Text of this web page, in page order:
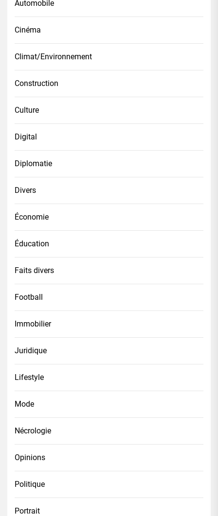
Automobile
Cinéma
Climat/Environnement
Construction
Culture
Digital
Diplomatie
Divers
Économie
Éducation
Faits divers
Football
Immobilier
Juridique
Lifestyle
Mode
Nécrologie
Opinions
Politique
Portrait